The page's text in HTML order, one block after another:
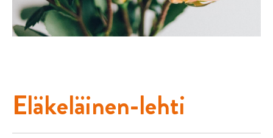
Eläkeläinen-lehti